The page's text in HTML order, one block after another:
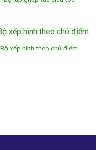
Bộ xếp hình theo chủ điểm